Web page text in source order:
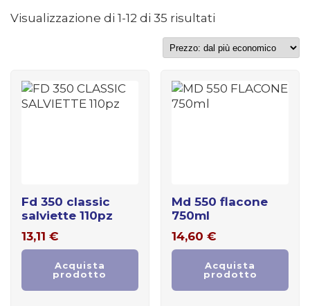
Visualizzazione di 1-12 di 35 risultati
più
fd 350 classic
salviette 110pz
13,11 €
Acquista
prodotto
md 550 flacone
750ml
14,60 €
Acquista
prodotto